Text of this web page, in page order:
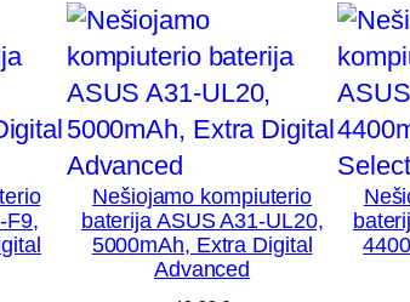
F9,
Nešiojamo kompiuterio
baterija ASUS A31-UL20,
5000mAh, Extra Digital
Advanced